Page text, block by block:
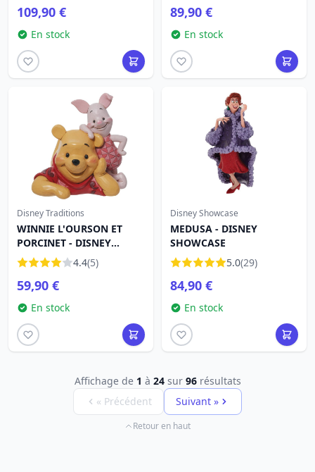
109,90 €
En stock
89,90 €
En stock
Disney Traditions
WINNIE L'OURSON ET
PORCINET - DISNEY
TRADITIONS4.4(5)
59,90 €
En stock
Disney Showcase
MEDUSA - DISNEY
SHOWCASE
5.0(29)
84,90 €
En stock
Affichage de 1 à 24sur 96résultats
« Précédent
Suivant »
Retour en haut